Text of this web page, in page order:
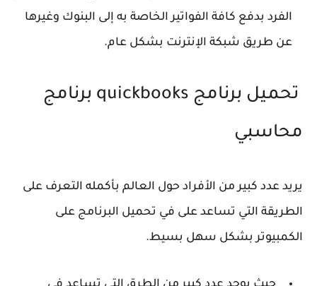
الفرد بدفع كافة الفواتير الخاصة به إلى البنوك وغيرها
عن طريق شبكة الإنترنت بشكل عام.
تحميل برنامج quickbooks برنامج
محاسبي
يريد عدد كبير من الأفراد حول العالم بأكمله التعرف على
الطريقة التي تساعد على في تحميل البرنامج على
الكمبيوتر بشكل سهل بسيط.